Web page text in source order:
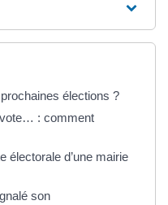
élections ?
vote… : comment
électorale d’une mairie
son